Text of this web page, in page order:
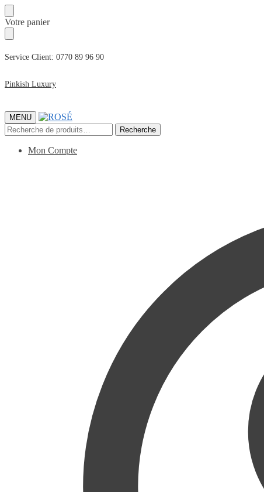
Passer
à
la
navigation
Passer
au
contenu
Votre panier
Service Client: 0770 89 96 90
Pinkish Luxury
MENU
Recherche
pour :
Recherche
Mon Compte